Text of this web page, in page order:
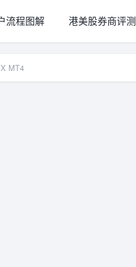
流程图解 港美股券商评测
MT4